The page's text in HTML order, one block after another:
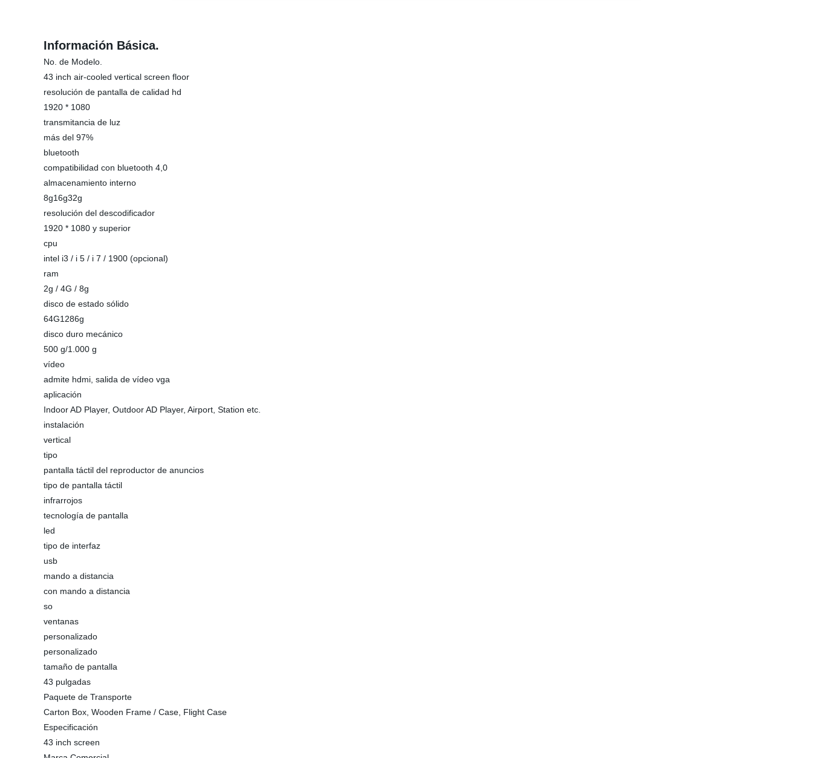
Información Básica.
No. de Modelo.
43 inch air-cooled vertical screen floor
resolución de pantalla de calidad hd
1920 * 1080
transmitancia de luz
más del 97%
bluetooth
compatibilidad con bluetooth 4,0
almacenamiento interno
8g16g32g
resolución del descodificador
1920 * 1080 y superior
cpu
intel i3 / i 5 / i 7 / 1900 (opcional)
ram
2g / 4G / 8g
disco de estado sólido
64G1286g
disco duro mecánico
500 g/1.000 g
vídeo
admite hdmi, salida de vídeo vga
aplicación
Indoor AD Player, Outdoor AD Player, Airport, Station etc.
instalación
vertical
tipo
pantalla táctil del reproductor de anuncios
tipo de pantalla táctil
infrarrojos
tecnología de pantalla
led
tipo de interfaz
usb
mando a distancia
con mando a distancia
so
ventanas
personalizado
personalizado
tamaño de pantalla
43 pulgadas
Paquete de Transporte
Carton Box, Wooden Frame / Case, Flight Case
Especificación
43 inch screen